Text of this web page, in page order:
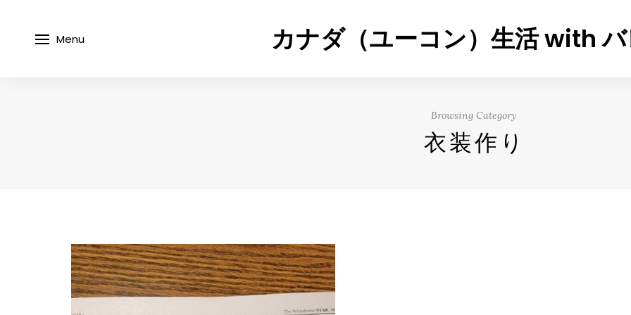
Menu カナダ（ユーコン）生活 with
Browsing Category
衣装作り